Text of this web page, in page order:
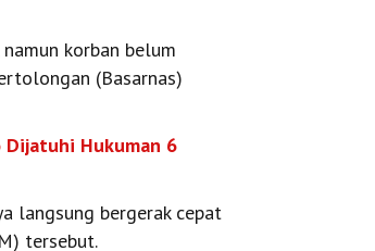
korban belum
(Basarnas)
Dijatuhi Hukuman 6
langsung bergerak cepat
tersebut.